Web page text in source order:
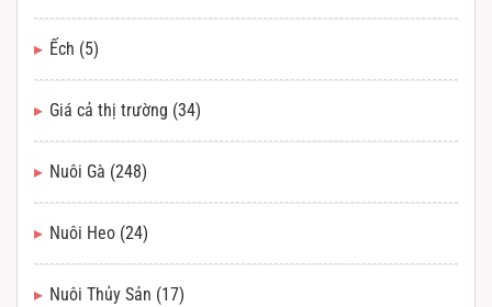
Ếch (5)
Giá cả thị trường (34)
Nuôi Gà (248)
Nuôi Heo (24)
Nuôi Thủy Sản (17)